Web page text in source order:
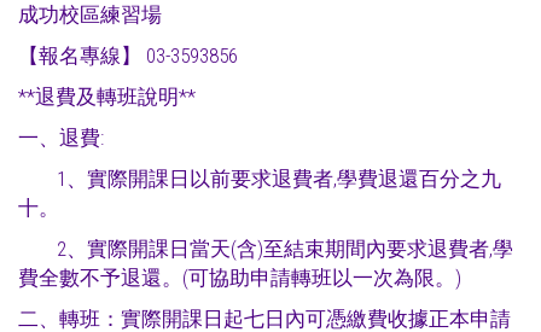
成功校區練習場
【報名專線】 03-3593856
**退費及轉班說明**
一、退費:
1、實際開課日以前要求退費者,學費退還百分之九
十。
2、實際開課日當天(含)至結束期間內要求退費者,學
費全數不予退還。(可協助申請轉班以一次為限。)
二、轉班：實際開課日起七日內可憑繳費收據正本申請